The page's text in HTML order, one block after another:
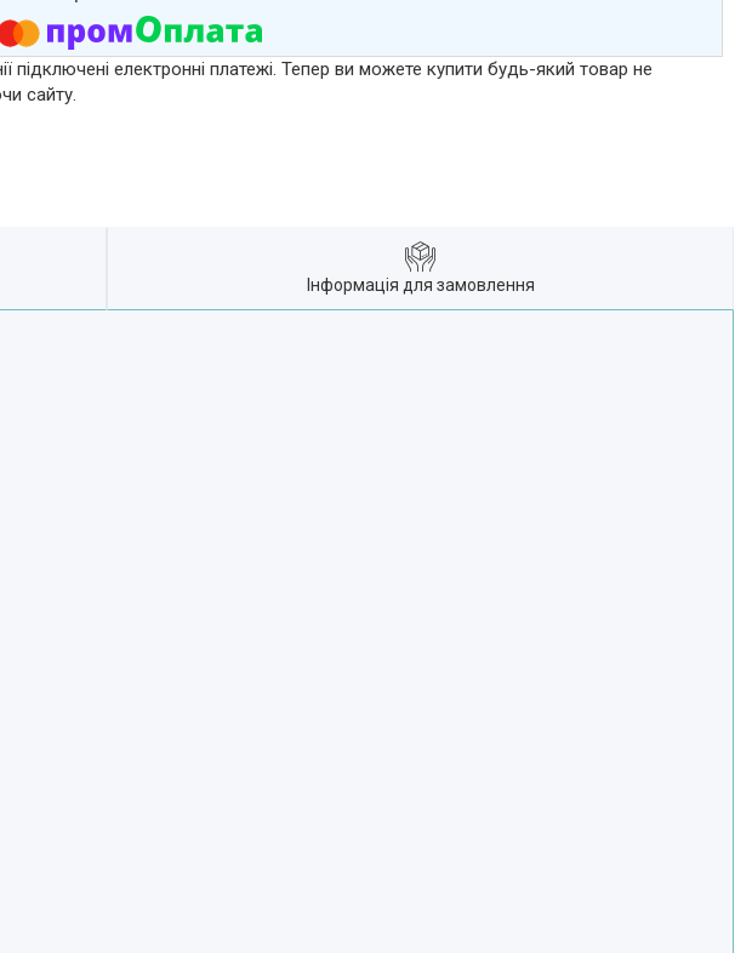
підключені електронні платежі. Тепер ви можете купити будь-який товар не
сайту.
Інформація для замовлення